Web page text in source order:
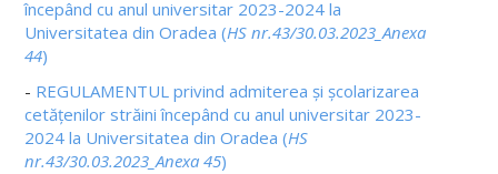
începând cu anul universitar 2023-2024 la
Universitatea din Oradea (HS nr.43/30.03.2023_Anexa
44)
- REGULAMENTUL privind admiterea și școlarizarea
cetățenilor străini începând cu anul universitar 2023-
2024 la Universitatea din Oradea (HS
nr.43/30.03.2023_Anexa 45)